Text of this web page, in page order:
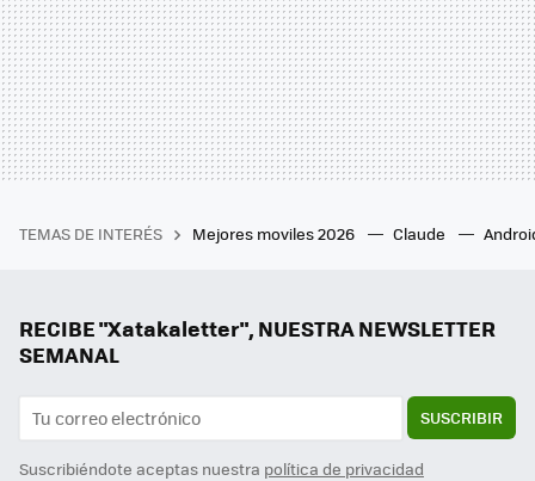
TEMAS DE INTERÉS Mejores moviles 2026 Claude
RECIBE "Xatakaletter", NUESTRA NEWSLETTER
SEMANAL
SUSCRIBIR
Suscribiéndote aceptas nuestra política de privacidad